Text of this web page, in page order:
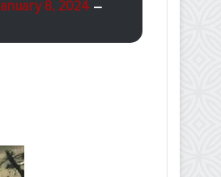
— jordan oasis (@jordan_oasis)
January 8, 2024